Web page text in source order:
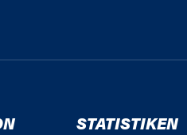
STATISTIKEN